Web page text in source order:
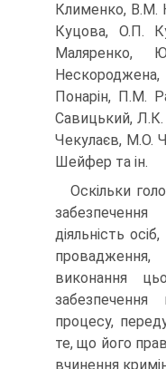
Клименко, В.М.
Куцова, О.П.
Маляренко,
Понарін, П.М.
Савицький,
Чекулаєв, М.О.
Шейфер та ін.
Оскільки
діяльність
виконання
процесу,
те, що його
вчинення